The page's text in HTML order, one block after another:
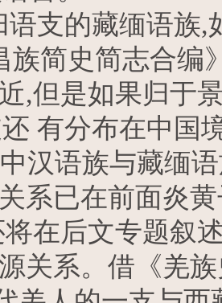
语支的藏缅语族
族简史简志合编
,但是如果归于
有分布在中国
汉语族与藏缅
系已在前面炎
在后文专题叙
关系。借《羌